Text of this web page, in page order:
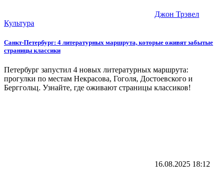
Джон Трэвел
Культура
Санкт-Петербург: 4 литературных маршрута, которые оживят забытые
страницы классики
Петербург запустил 4 новых литературных маршрута:
прогулки по местам Некрасова, Гоголя, Достоевского и
Берггольц. Узнайте, где оживают страницы классиков!
16.08.2025 18:12